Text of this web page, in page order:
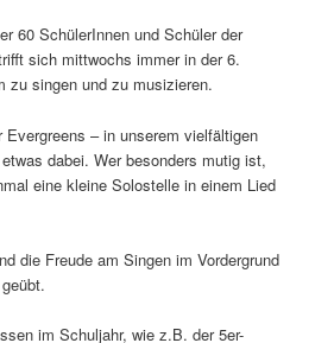
60 SchülerInnen und Schüler der
sich mittwochs immer in der 6.
zu singen und zu musizieren.
Evergreens – in unserem vielfältigen
dabei. Wer besonders mutig ist,
eine kleine Solostelle in einem Lied
die Freude am Singen im Vordergrund
im Schuljahr, wie z.B. der 5er-